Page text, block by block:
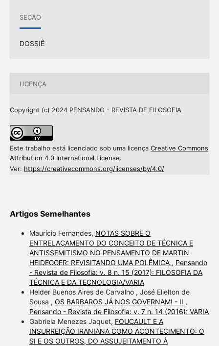
SEÇÃO
DOSSIÊ
LICENÇA
Copyright (c) 2024 PENSANDO - REVISTA DE FILOSOFIA
Este trabalho está licenciado sob uma licença Creative Commons
Attribution 4.0 International License.
Ver: https://creativecommons.org/licenses/by/4.0/
Artigos Semelhantes
Maurício Fernandes, NOTAS SOBRE O
ENTRELAÇAMENTO DO CONCEITO DE TÉCNICA E
ANTISSEMITISMO NO PENSAMENTO DE MARTIN
HEIDEGGER: REVISITANDO UMA POLÊMICA , Pensando
- Revista de Filosofia: v. 8 n. 15 (2017): FILOSOFIA DA
TÉCNICA E DA TECNOLOGIA/VARIA
Helder Buenos Aires de Carvalho , José Elielton de
Sousa , OS BARBAROS JÁ NOS GOVERNAM! - II ,
Pensando - Revista de Filosofia: v. 7 n. 14 (2016): VARIA
Gabriela Menezes Jaquet, FOUCAULT E A
INSURREIÇÃO IRANIANA COMO ACONTECIMENTO: O
SI E OS OUTROS, DO ASSUJEITAMENTO À